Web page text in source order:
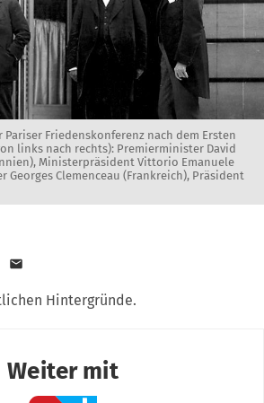
Pariser Friedenskonferenz nach dem Ersten
links nach rechts): Premierminister David
Ministerpräsident Vittorio Emanuele
Georges Clemenceau (Frankreich), Präsident
Hintergründe.